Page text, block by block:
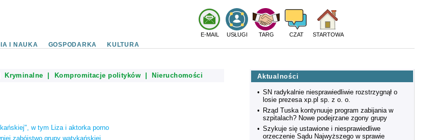
E-MAIL USŁUGI TARG CZAT STARTOWA
I NAUKA GOSPODARKA KULTURA
Aktualności
• SN radykalnie niesprawiedliwie rozstrzygnął o
losie prezesa xp.pl sp. z o. o.
• Rząd Tuska kontynuuje program zabijania w
szpitalach? Nowe podejrzane zgony grupy
• Szykuje się ustawione i niesprawiedliwe
orzeczenie Sądu Najwyższego w sprawie
Kryminalne Kompromitacje polityków Nieruchomości
w tym Liza i aktorka porno
zabójstwo grupy watykańskiej